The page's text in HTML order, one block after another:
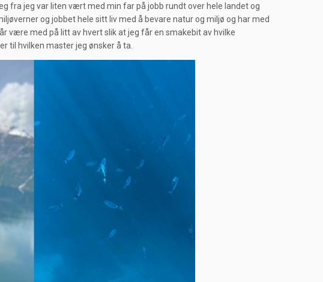
fra jeg var liten vært med min far på jobb rundt over hele landet og
og jobbet hele sitt liv med å bevare natur og miljø og har med
være med på litt av hvert slik at jeg får en smakebit av hvilke
til hvilken master jeg ønsker å ta.